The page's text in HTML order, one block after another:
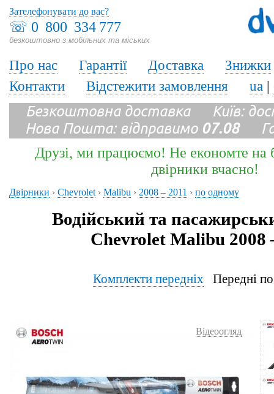
☏ 0 800 334 777
безкоштовно з мобільних та міських
Зателефонувати до вас?
Про нас Гарантії Доставка
Знижки
Контакти
Відстежити замовлення ua |
Безкоштовна доставка Київ:
Нова Пошта: відправимо 07.08
Друзі, ми працюємо! Не економте на
двірники вчасно!
Двірники › Chevrolet › Malibu › 2008 – 2011 › по одному
Водійський та
Chevrolet Malibu 2008
Комплекти передніхПередні
Відеоогляд